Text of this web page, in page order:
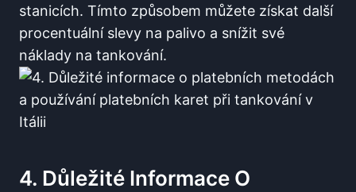
stanicích. Tímto způsobem můžete získat další
procentuální slevy na⁤ palivo a snížit​ své
náklady na tankování.
4. Důležité Informace O